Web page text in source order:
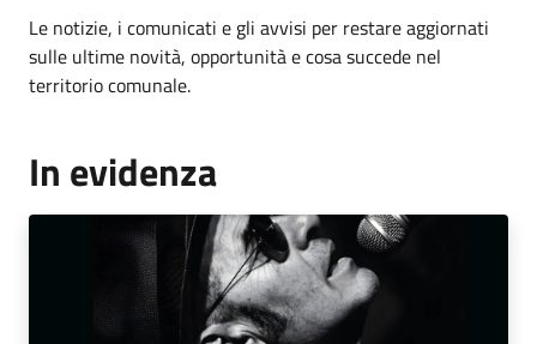
Le notizie, i comunicati e gli avvisi per restare aggiornati
sulle ultime novità, opportunità e cosa succede nel
territorio comunale.
In evidenza